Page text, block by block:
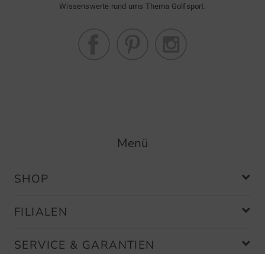
Wissenswerte rund ums Thema Golfsport.
Menü
SHOP
FILIALEN
SERVICE & GARANTIEN